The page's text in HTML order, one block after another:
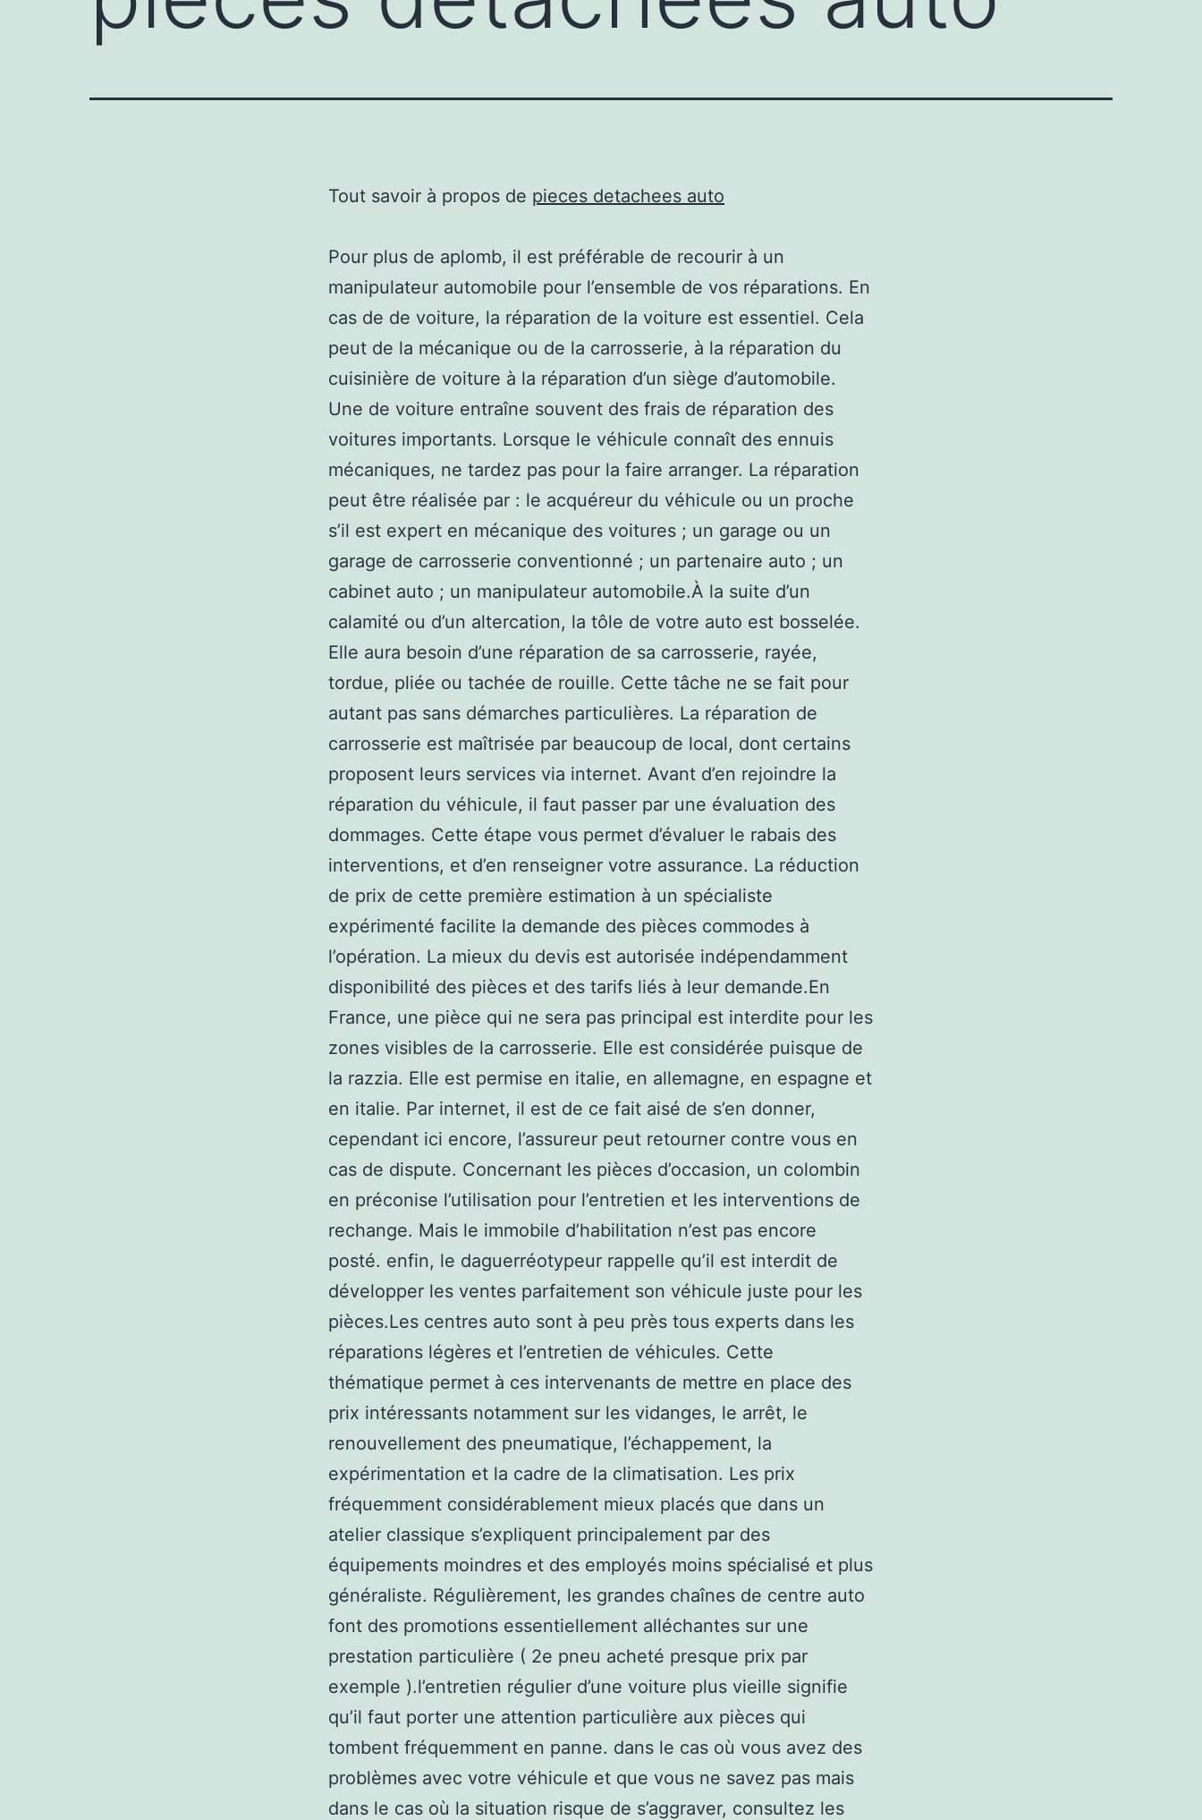
Tout savoir à propos de pieces detachees auto
Pour plus de aplomb, il est préférable de recourir à un
manipulateur automobile pour l’ensemble de vos réparations. En
cas de de voiture, la réparation de la voiture est essentiel. Cela
peut de la mécanique ou de la carrosserie, à la réparation du
cuisinière de voiture à la réparation d’un siège d’automobile.
Une de voiture entraîne souvent des frais de réparation des
voitures importants. Lorsque le véhicule connaît des ennuis
mécaniques, ne tardez pas pour la faire arranger. La réparation
peut être réalisée par : le acquéreur du véhicule ou un proche
s’il est expert en mécanique des voitures ; un garage ou un
garage de carrosserie conventionné ; un partenaire auto ; un
cabinet auto ; un manipulateur automobile.À la suite d’un
calamité ou d’un altercation, la tôle de votre auto est bosselée.
Elle aura besoin d’une réparation de sa carrosserie, rayée,
tordue, pliée ou tachée de rouille. Cette tâche ne se fait pour
autant pas sans démarches particulières. La réparation de
carrosserie est maîtrisée par beaucoup de local, dont certains
proposent leurs services via internet. Avant d’en rejoindre la
réparation du véhicule, il faut passer par une évaluation des
dommages. Cette étape vous permet d’évaluer le rabais des
interventions, et d’en renseigner votre assurance. La réduction
de prix de cette première estimation à un spécialiste
expérimenté facilite la demande des pièces commodes à
l’opération. La mieux du devis est autorisée indépendamment
disponibilité des pièces et des tarifs liés à leur demande.En
France, une pièce qui ne sera pas principal est interdite pour les
zones visibles de la carrosserie. Elle est considérée puisque de
la razzia. Elle est permise en italie, en allemagne, en espagne et
en italie. Par internet, il est de ce fait aisé de s’en donner,
cependant ici encore, l’assureur peut retourner contre vous en
cas de dispute. Concernant les pièces d’occasion, un colombin
en préconise l’utilisation pour l’entretien et les interventions de
rechange. Mais le immobile d’habilitation n’est pas encore
posté. enfin, le daguerréotypeur rappelle qu’il est interdit de
développer les ventes parfaitement son véhicule juste pour les
pièces.Les centres auto sont à peu près tous experts dans les
réparations légères et l’entretien de véhicules. Cette
thématique permet à ces intervenants de mettre en place des
prix intéressants notamment sur les vidanges, le arrêt, le
renouvellement des pneumatique, l’échappement, la
expérimentation et la cadre de la climatisation. Les prix
fréquemment considérablement mieux placés que dans un
atelier classique s’expliquent principalement par des
équipements moindres et des employés moins spécialisé et plus
généraliste. Régulièrement, les grandes chaînes de centre auto
font des promotions essentiellement alléchantes sur une
prestation particulière ( 2e pneu acheté presque prix par
exemple ).l’entretien régulier d’une voiture plus vieille signifie
qu’il faut porter une attention particulière aux pièces qui
tombent fréquemment en panne. dans le cas où vous avez des
problèmes avec votre véhicule et que vous ne savez pas mais
dans le cas où la situation risque de s’aggraver, consultez les